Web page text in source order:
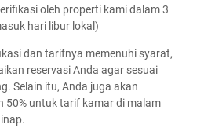
oleh properti kami dalam 3
hari libur lokal)
dan tarifnya memenuhi syarat,
reservasi Anda agar sesuai
Selain itu, Anda juga akan
50% untuk tarif kamar di malam